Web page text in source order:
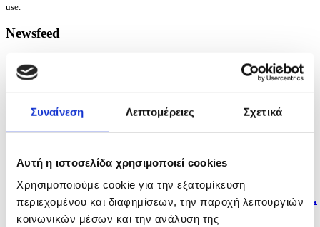
Συναίνεση Λεπτομέρειες Σχετικά
Αυτή η ιστοσελίδα χρησιμοποιεί cookies
Χρησιμοποιούμε cookie για την εξατομίκευση
περιεχομένου και διαφημίσεων, την παροχή λειτουργιών
κοινωνικών μέσων και την ανάλυση της
use.
Newsfeed
6 hours ago
7 hours ago
High temperatures and humidity to continue across...